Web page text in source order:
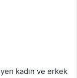
kadın ve erkek